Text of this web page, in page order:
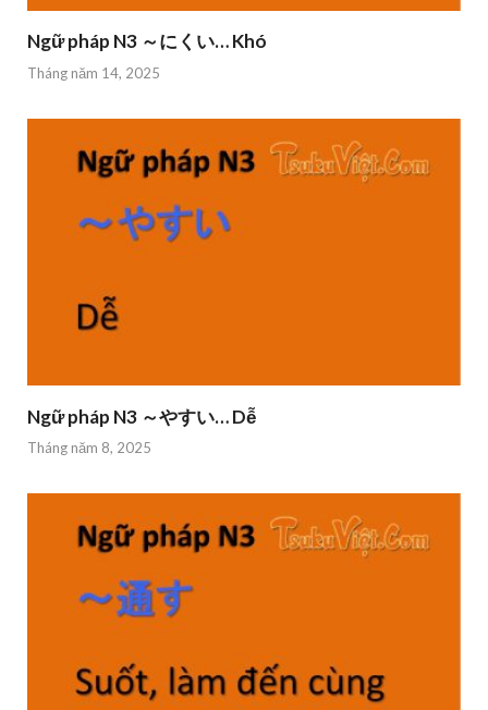
Ngữ pháp N3 ～にくい… Khó
Tháng năm 14, 2025
Ngữ pháp N3 ～やすい… Dễ
Tháng năm 8, 2025